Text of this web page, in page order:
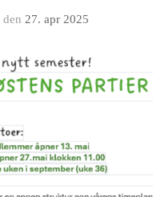
den 27. apr 2025